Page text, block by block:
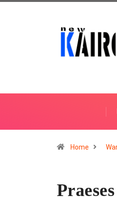
Home